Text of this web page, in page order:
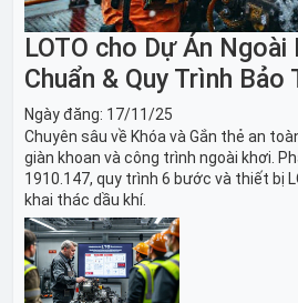
LOTO cho Dự Án Ngoài
Chuẩn & Quy Trình Bảo
Ngày đăng: 17/11/25
Chuyên sâu về Khóa và Gắn thẻ an
giàn khoan và công trình ngoài khơi.
1910.147, quy trình 6 bước và thiết bị
khai thác dầu khí.